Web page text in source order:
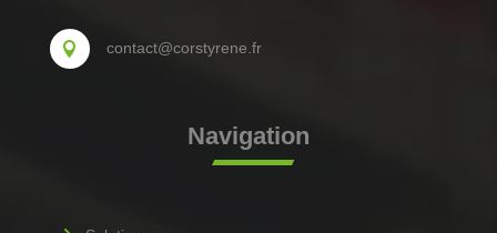
 contact@corstyrene.fr
Navigation